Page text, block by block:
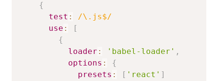
{
test : /\.js$/
use :
[
{
loader : 'babel-loader' ,
options :
{
presets : [ 'react' ]